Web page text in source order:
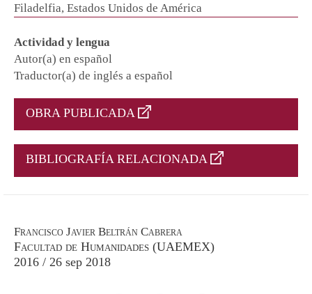
Filadelfia, Estados Unidos de América
Actividad y lengua
Autor(a) en español
Traductor(a) de inglés a español
OBRA PUBLICADA
BIBLIOGRAFÍA RELACIONADA
Francisco Javier Beltrán Cabrera
Facultad de Humanidades (UAEMEX)
2016 / 26 sep 2018